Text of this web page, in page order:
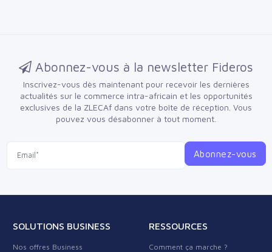
Abonnez-vous à la newsletter Fideros
Inscrivez-vous dès maintenant pour recevoir les dernières
actualités sur le commerce intra-africain et les opportunités
exclusives de la ZLECAf dans votre boîte de réception. Vous
pouvez vous désabonner à tout moment.
Abonnez-vous
SOLUTIONS BUSINESS
Nos offres Business
RESSOURCES
Comment ça marche ?